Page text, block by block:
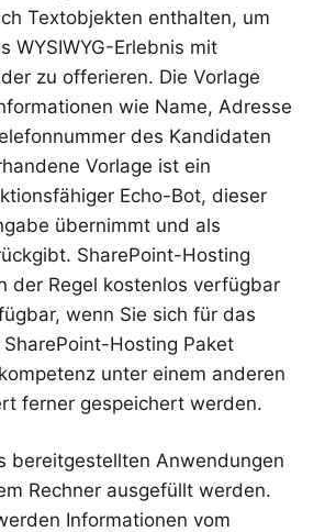
Textobjekten enthalten, um
WYSIWYG-Erlebnis mit
zu offerieren. Die Vorlage
wie Name, Adresse
des Kandidaten
Vorlage ist ein
Echo-Bot, dieser
übernimmt und als
SharePoint-Hosting
der Regel kostenlos verfügbar
wenn Sie sich für das
Hosting Paket
unter einem anderen
ferner gespeichert werden.
bereitgestellten Anwendungen
Rechner ausgefüllt werden.
Informationen vom